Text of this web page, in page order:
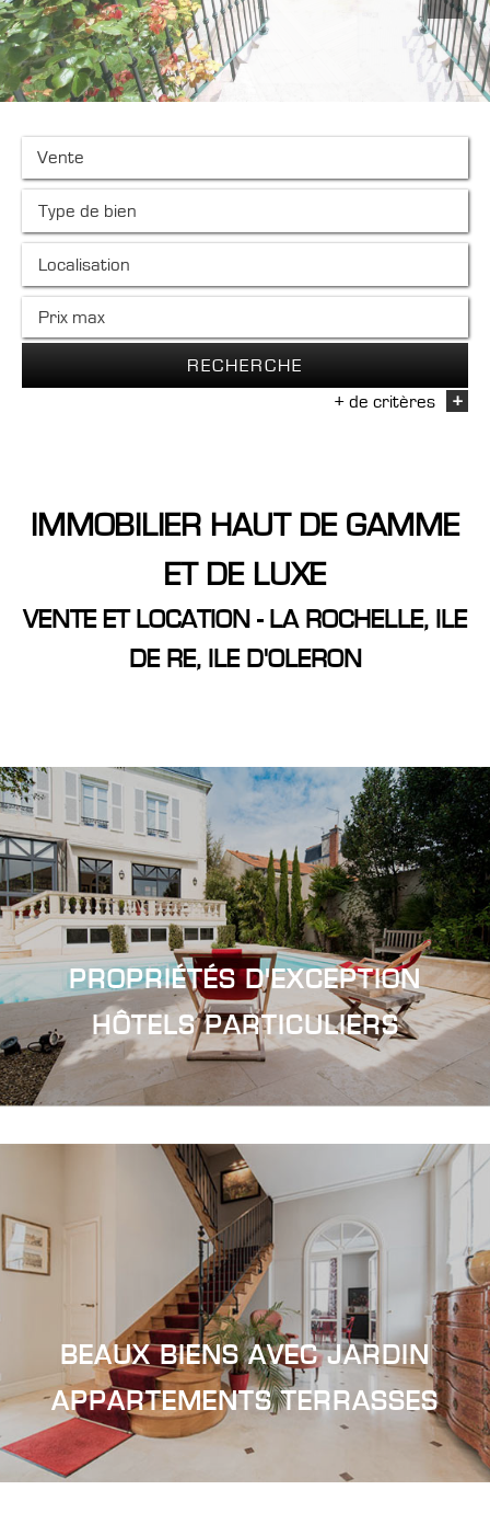
Vente
Critères supplémentaires
Parking Terrasse
RECHERCHE
+ de critères
+
ET DE LUXE
VENTE ET LOCATION - LA ROCHELLE, ILE
DE RE, ILE D'OLERON
PROPRIÉTÉSD'EXCEPTION
HÔTELSPARTICULIERS
BEAUX BIENSAVEC JARDIN
APPARTEMENTSTERRASSES